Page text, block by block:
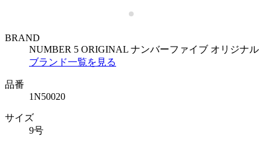
BRAND
NUMBER 5 ORIGINAL ナンバーファイブ オリジナル
ブランド一覧を見る
品番
1N50020
サイズ
9号